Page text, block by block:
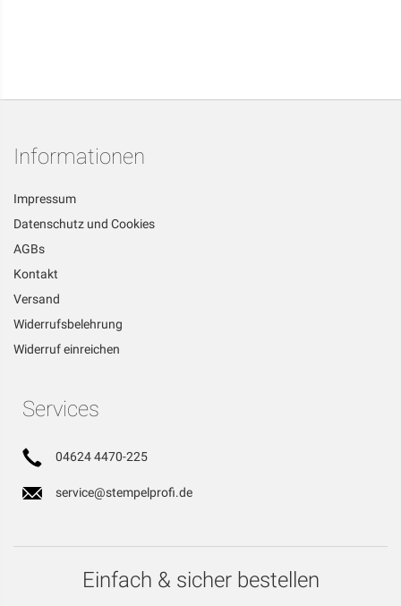
Informationen
Impressum
Datenschutz und Cookies
AGBs
Kontakt
Versand
Widerrufsbelehrung
Widerruf einreichen
Services
04624 4470-225
service@stempelprofi.de
Einfach & sicher bestellen